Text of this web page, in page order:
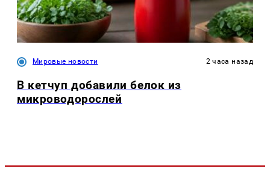
Мировые новости 2 часа назад
В кетчуп добавили белок из
микроводорослей